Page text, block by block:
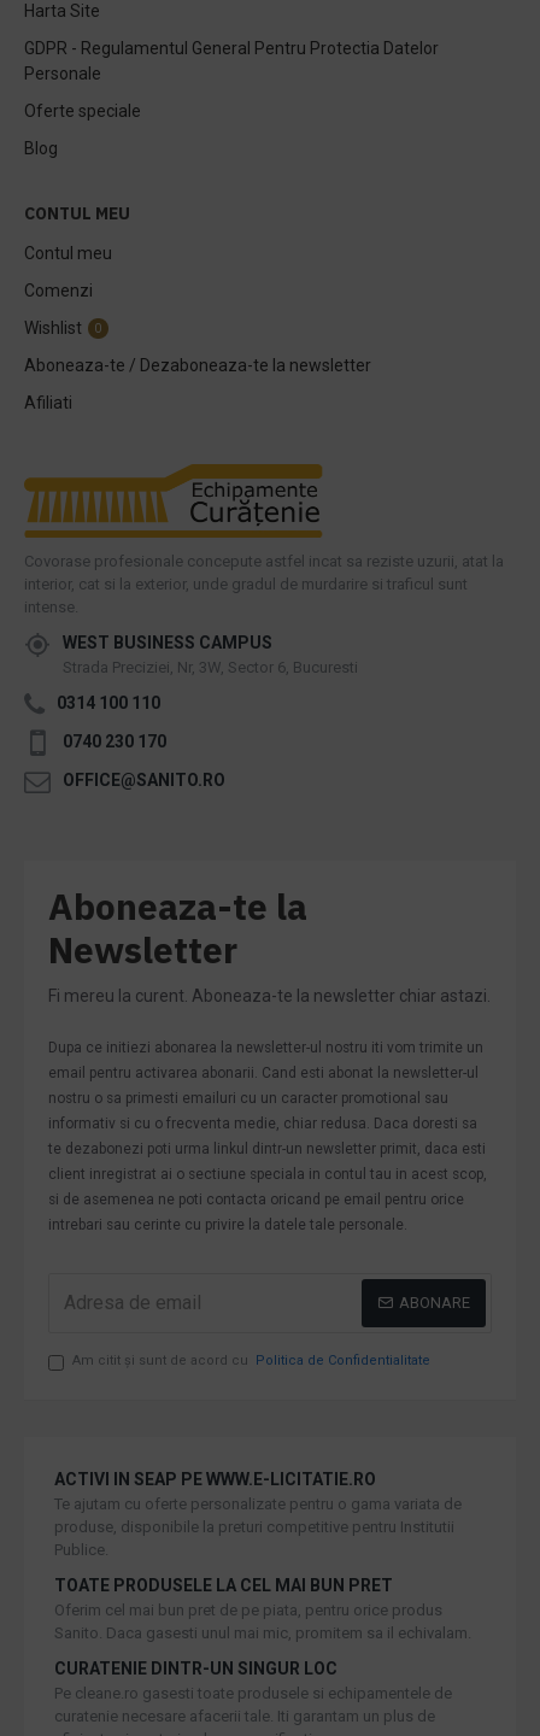
Harta Site
GDPR - Regulamentul General Pentru Protectia Datelor
Personale
Oferte speciale
Blog
CONTUL MEU
Contul meu
Comenzi
Wishlist
0
Aboneaza-te / Dezaboneaza-te la newsletter
Afiliati
Covorase profesionale concepute astfel incat sa reziste uzurii, atat la
interior, cat si la exterior, unde gradul de murdarire si traficul sunt
intense.
WEST BUSINESS CAMPUS
Strada Preciziei, Nr, 3W, Sector 6, Bucuresti
0314 100 110
0740 230 170
OFFICE@SANITO.RO
Aboneaza-te la
Newsletter
Fi mereu la curent. Aboneaza-te la newsletter chiar astazi.
Dupa ce initiezi abonarea la newsletter-ul nostru iti vom trimite un
email pentru activarea abonarii. Cand esti abonat la newsletter-ul
nostru o sa primesti emailuri cu un caracter promotional sau
informativ si cu o frecventa medie, chiar redusa. Daca doresti sa
te dezabonezi poti urma linkul dintr-un newsletter primit, daca esti
client inregistrat ai o sectiune speciala in contul tau in acest scop,
si de asemenea ne poti contacta oricand pe email pentru orice
intrebari sau cerinte cu privire la datele tale personale.
ABONARE
Am citit şi sunt de acord cu Politica de Confidentialitate
ACTIVI IN SEAP PE WWW.E-LICITATIE.RO
Te ajutam cu oferte personalizate pentru o gama variata de
produse, disponibile la preturi competitive pentru Institutii
Publice.
TOATE PRODUSELE LA CEL MAI BUN PRET
Oferim cel mai bun pret de pe piata, pentru orice produs
Sanito. Daca gasesti unul mai mic, promitem sa il echivalam.
CURATENIE DINTR-UN SINGUR LOC
Pe cleane.ro gasesti toate produsele si echipamentele de
curatenie necesare afacerii tale. Iti garantam un plus de